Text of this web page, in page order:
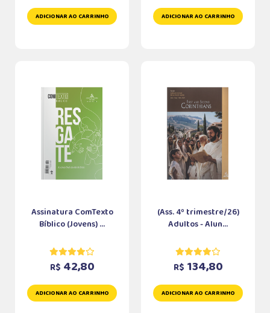
ADICIONAR AO CARRINHO ADICIONAR AO CARRINHO
Assinatura ComTexto
Bíblico (Jovens) ...
R$ 42,80
ADICIONAR AO CARRINHO
(Ass. 4º trimestre/26)
Adultos - Alun...
R$ 134,80
ADICIONAR AO CARRINHO